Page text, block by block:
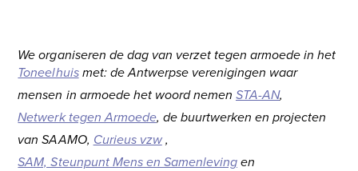
We organiseren de dag van verzet tegen armoede in het
Toneelhuismet: de Antwerpse verenigingen waar
mensen in armoede het woord nemen STA-AN,
Netwerk tegen Armoede, de buurtwerken en projecten
van SAAMO, Curieus vzw,
SAM, Steunpunt Mens en Samenlevingen